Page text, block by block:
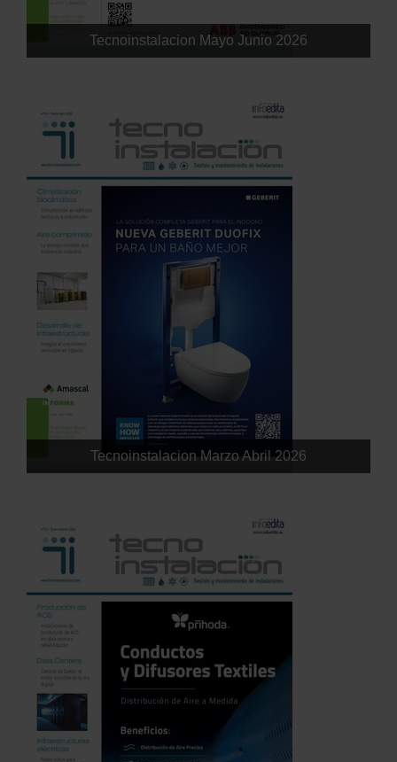
Tecnoinstalacion Mayo Junio 2026
Tecnoinstalacion Marzo Abril 2026